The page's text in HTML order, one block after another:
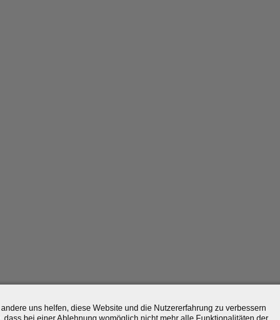
uns helfen, diese Website und die Nutzererfahrung zu verbessern
bei einer Ablehnung womöglich nicht mehr alle Funktionalitäten der